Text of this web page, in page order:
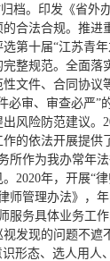
档。印发《省外
合法合规。推进
第十届“江苏青
整规范。全面落
文件、合同协议
必审、审查必严”
风险防范建议。
的依法开展提供
所作为我办常年
2020年，开展“
师管理办法》，
务具体业务工作
发现的问题不遮
形态、选人用人